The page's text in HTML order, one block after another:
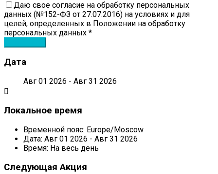
Даю свое согласие на обработку персональных
данных (№152-ФЗ от 27.07.2016) на условиях и для
целей, определенных в Положении на обработку
персональных данных *
Дата
Авг 01 2026 - Авг 31 2026
Локальное время
Временной пояс: Europe/Moscow
Дата: Авг 01 2026 - Авг 31 2026
Время: На весь день
Следующая Акция